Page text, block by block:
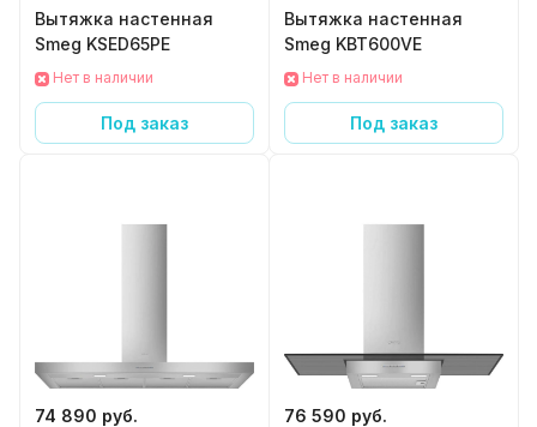
Вытяжка настенная
Smeg KSED65PE
Нет в наличии
Под заказ
Вытяжка настенная
Smeg KBT600VE
Нет в наличии
Под заказ
74 890 руб.
76 590 руб.